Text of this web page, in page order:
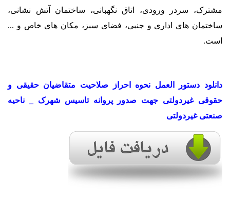
مشترک، سردر ورودی، اتاق نگهبانی، ساختمان آتش نشانی،
ساختمان های اداری و جنبی، فضای سبز، مکان های خاص و ...
است.
دانلود دستور العمل نحوه احراز صلاحیت متقاضیان حقیقی و
حقوقی غیردولتی جهت صدور پروانه تاسیس شهرک _ ناحیه
صنعتی غیردولتی